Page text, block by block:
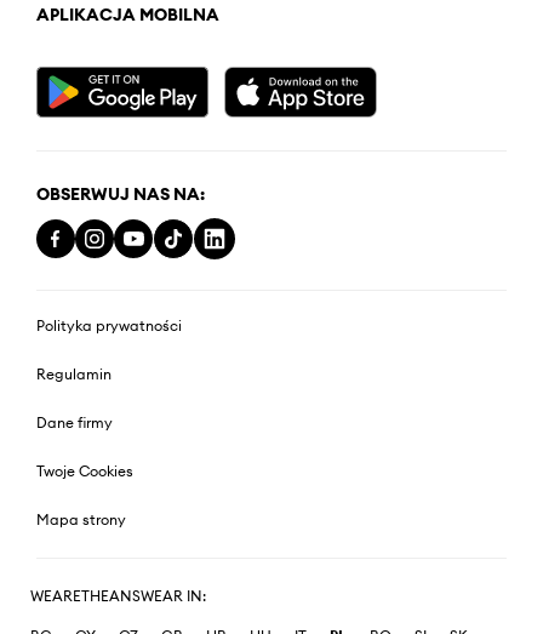
APLIKACJA MOBILNA
OBSERWUJ NAS NA:
Polityka prywatności
Regulamin
Dane firmy
Twoje Cookies
Mapa strony
WEARETHEANSWEAR IN: